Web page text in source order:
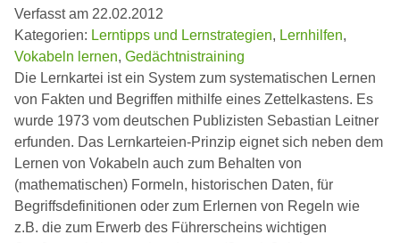
Verfasst am 22.02.2012
Kategorien: Lerntipps und Lernstrategien, Lernhilfen,
Vokabeln lernen, Gedächtnistraining
Die Lernkartei ist ein System zum systematischen Lernen
von Fakten und Begriffen mithilfe eines Zettelkastens. Es
wurde 1973 vom deutschen Publizisten Sebastian Leitner
erfunden. Das Lernkarteien-Prinzip eignet sich neben dem
Lernen von Vokabeln auch zum Behalten von
(mathematischen) Formeln, historischen Daten, für
Begriffsdefinitionen oder zum Erlernen von Regeln wie
z.B. die zum Erwerb des Führerscheins wichtigen